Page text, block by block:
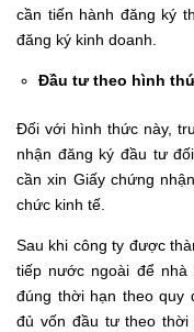
cần tiến hành đăng ký
đăng ký kinh doanh.
Đầu tư theo hình
Đối với hình thức này,
nhận đăng ký đầu tư
cần xin Giấy chứng
chức kinh tế.
Sau khi công ty được
tiếp nước ngoài để
đúng thời hạn theo quy
đủ vốn đầu tư theo